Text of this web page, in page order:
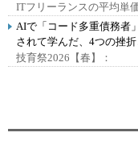
ITフリーランスの平均単
AIで「コード多重債務者
されて学んだ、4つの挫
技育祭2026【春】：